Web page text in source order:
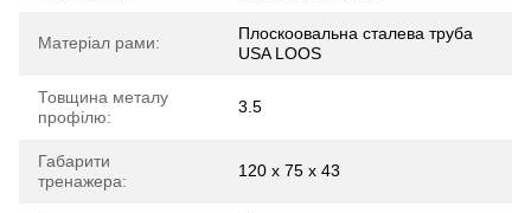
Матеріал рами:
Плоскоовальна сталева труба
USA LOOS
Товщина металу
профілю:
3.5
Габарити
тренажера:
120 х 75 х 43